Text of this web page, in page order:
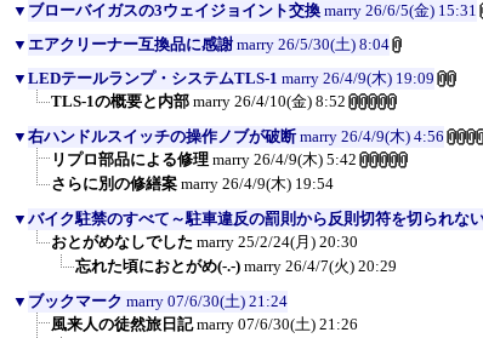
▼ ブローバイガスの3ウェイジョイント交換 marry 26/6/5(金) 15:31
▼ エアクリーナー互換品に感謝 marry 26/5/30(土) 8:04
▼ LEDテールランプ・システムTLS-1 marry 26/4/9(木) 19:09
TLS-1の概要と内部 marry 26/4/10(金) 8:52
▼ 右ハンドルスイッチの操作ノブが破断 marry 26/4/9(木) 4:56
リプロ部品による修理 marry 26/4/9(木) 5:42
さらに別の修繕案 marry 26/4/9(木) 19:54
▼ バイク駐禁のすべて～駐車違反の罰則から反則切符を切られな
おとがめなしでした marry 25/2/24(月) 20:30
忘れた頃におとがめ(-.-) marry 26/4/7(火) 20:29
▼ ブックマーク marry 07/6/30(土) 21:24
風来人の徒然旅日記 marry 07/6/30(土) 21:26